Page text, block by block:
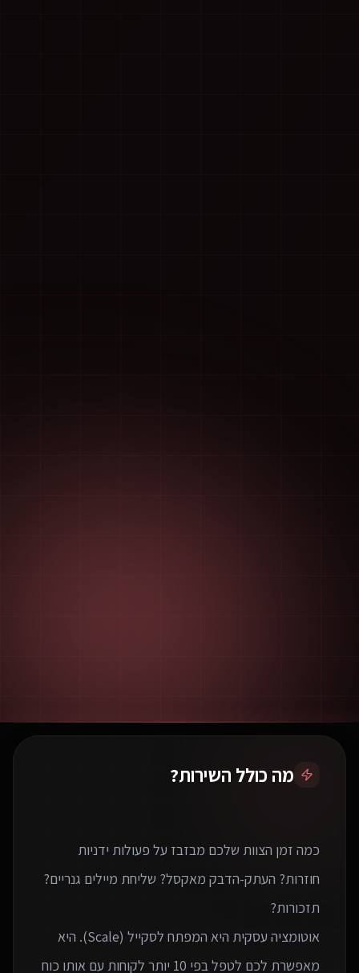
מה כולל השירות?
כמה זמן הצוות שלכם מבזבז על פעולות ידניות
חוזרות? העתק-הדבק מאקסל? שליחת מיילים גנריים?
אוטומציה עסקית היא המפתח לסקייל (Scale). היא
מאפשרת לכם לטפל בפי 10 יותר לקוחות עם אותו כוח